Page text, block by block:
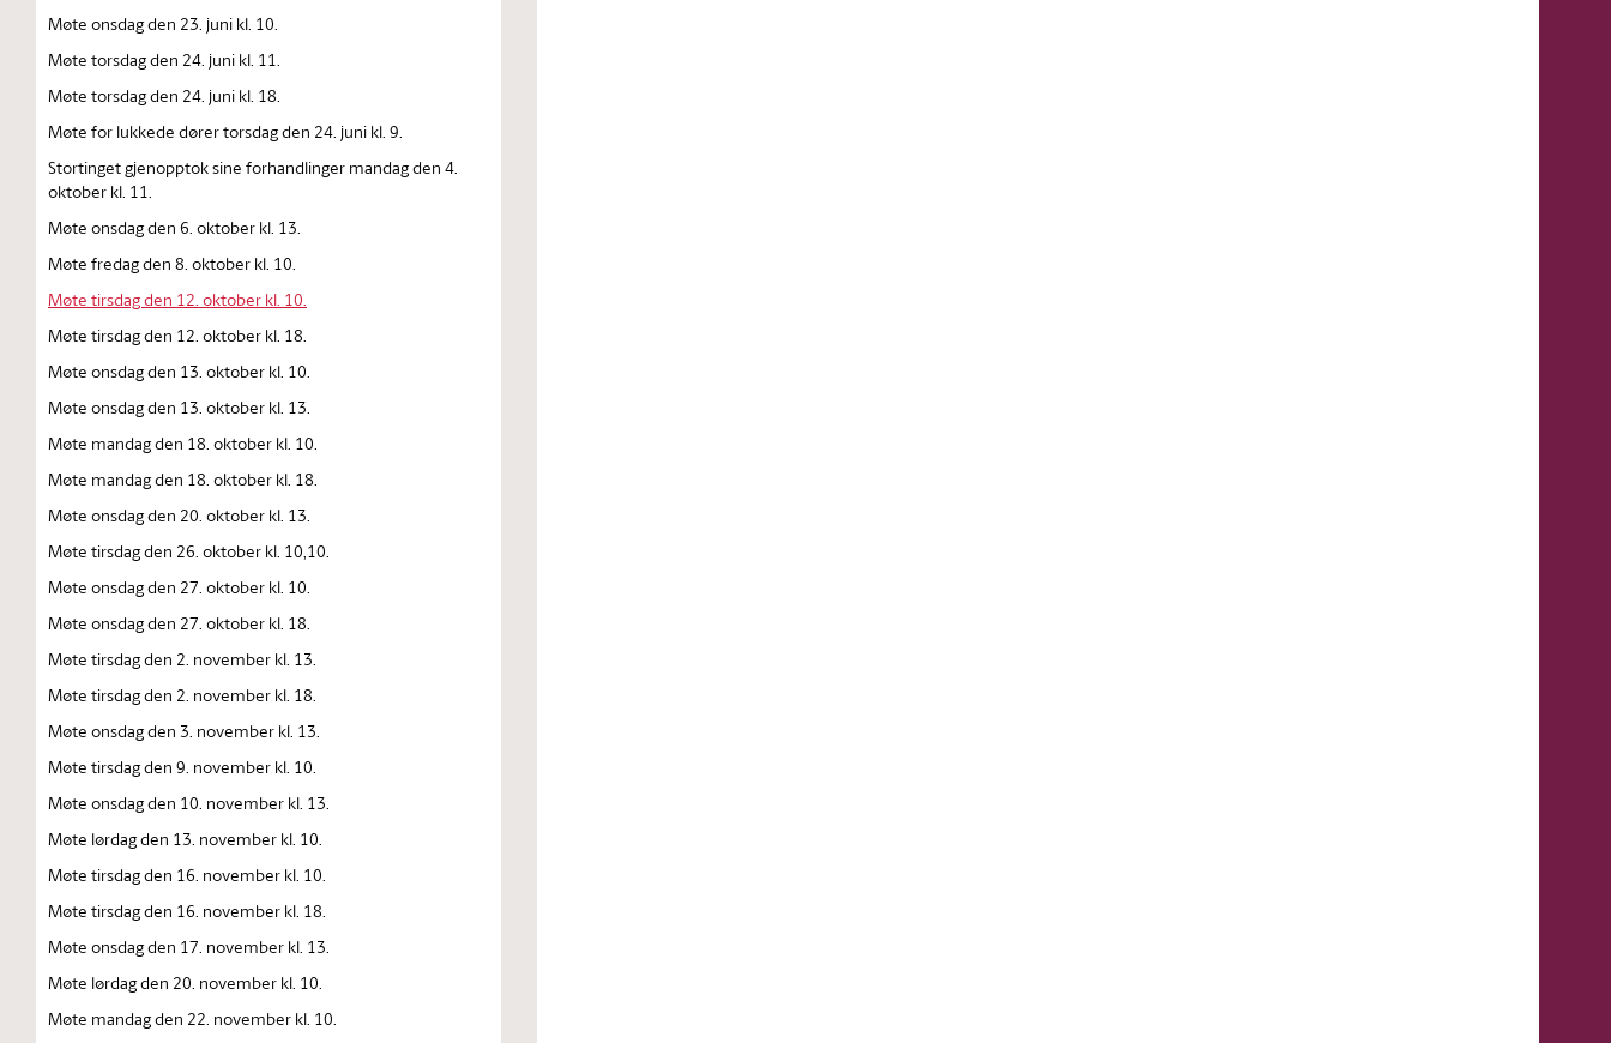
Møte onsdag den 23. juni kl. 10.
Møte torsdag den 24. juni kl. 11.
Møte torsdag den 24. juni kl. 18.
Møte for lukkede dører torsdag den 24. juni kl. 9.
Stortinget gjenopptok sine forhandlinger mandag den 4.
oktober kl. 11.
Møte onsdag den 6. oktober kl. 13.
Møte fredag den 8. oktober kl. 10.
Møte tirsdag den 12. oktober kl. 10.
Møte tirsdag den 12. oktober kl. 18.
Møte onsdag den 13. oktober kl. 10.
Møte onsdag den 13. oktober kl. 13.
Møte mandag den 18. oktober kl. 10.
Møte mandag den 18. oktober kl. 18.
Møte onsdag den 20. oktober kl. 13.
Møte tirsdag den 26. oktober kl. 10,10.
Møte onsdag den 27. oktober kl. 10.
Møte onsdag den 27. oktober kl. 18.
Møte tirsdag den 2. november kl. 13.
Møte tirsdag den 2. november kl. 18.
Møte onsdag den 3. november kl. 13.
Møte tirsdag den 9. november kl. 10.
Møte onsdag den 10. november kl. 13.
Møte lørdag den 13. november kl. 10.
Møte tirsdag den 16. november kl. 10.
Møte tirsdag den 16. november kl. 18.
Møte onsdag den 17. november kl. 13.
Møte lørdag den 20. november kl. 10.
Møte mandag den 22. november kl. 10.